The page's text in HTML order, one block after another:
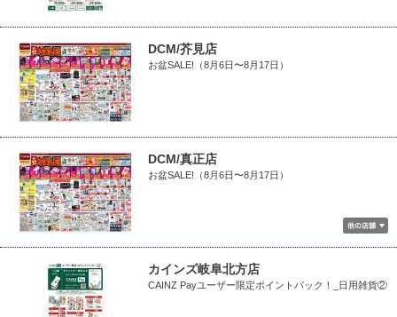
DCM/芥見店
お盆SALE!（8月6日〜8月17日）
DCM/真正店
お盆SALE!（8月6日〜8月17日）
カインズ岐阜北方店
CAINZ Payユーザー限定ポイントバック！_日用雑貨②